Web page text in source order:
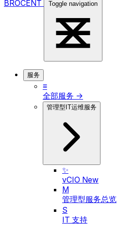
BROCENT Toggle navigation
服务
≡
全部服务 →
管理型IT运维服务
✨
vCIO New
M
管理型服务总览
S
IT 支持